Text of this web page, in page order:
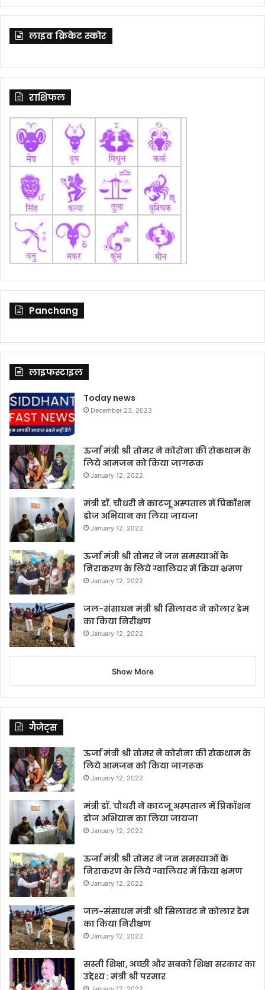
लाइव क्रिकेट स्कोर
राशिफल
Panchang
लाइफस्टाइल
Today news
December 23, 2023
ऊर्जा मंत्री श्री तोमर ने कोरोना की रोकथाम के
लिये आमजन को किया जागरूक
January 12, 2022
मंत्री डॉ. चौधरी ने काटजू अस्पताल में प्रिकॉशन
डोज अभियान का लिया जायजा
January 12, 2022
ऊर्जा मंत्री श्री तोमर ने जन समस्याओं के
निराकरण के लिये ग्वालियर में किया भ्रमण
January 12, 2022
जल-संसाधन मंत्री श्री सिलावट ने कोलार डेम
का किया निरीक्षण
January 12, 2022
Show More
गैजेट्स
ऊर्जा मंत्री श्री तोमर ने कोरोना की रोकथाम के
लिये आमजन को किया जागरूक
January 12, 2022
मंत्री डॉ. चौधरी ने काटजू अस्पताल में प्रिकॉशन
डोज अभियान का लिया जायजा
January 12, 2022
ऊर्जा मंत्री श्री तोमर ने जन समस्याओं के
निराकरण के लिये ग्वालियर में किया भ्रमण
January 12, 2022
जल-संसाधन मंत्री श्री सिलावट ने कोलार डेम
का किया निरीक्षण
January 12, 2022
सस्ती शिक्षा, अच्छी और सबको शिक्षा सरकार का
उद्देश्य : मंत्री श्री परमार